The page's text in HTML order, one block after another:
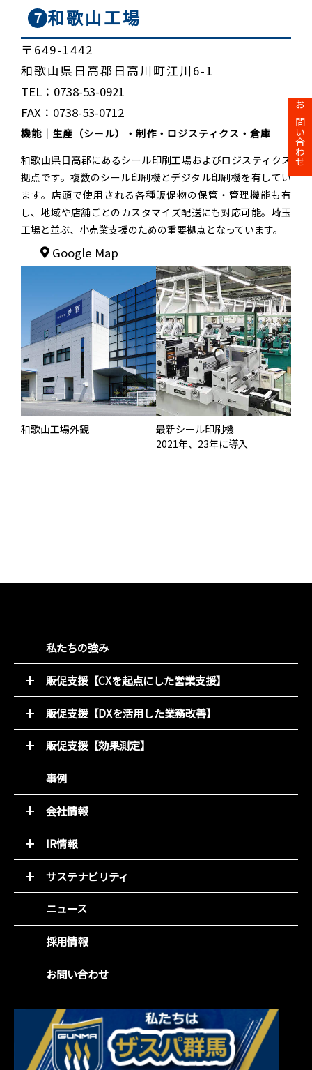
お問い合わせ
７ 和歌山工場
〒649-1442
和歌山県日高郡日高川町江川6-1
TEL：0738-53-0921
FAX：0738-53-0712
機能｜ 生産（シール）・制作・ロジスティクス・倉庫
和歌山県日高郡にあるシール印刷工場およびロジスティクス
拠点です。複数のシール印刷機とデジタル印刷機を有してい
ます。店頭で使用される各種販促物の保管・管理機能も有
し、地域や店舗ごとのカスタマイズ配送にも対応可能。埼玉
工場と並ぶ、小売業支援のための重要拠点となっています。
Google Map
和歌山工場外観
最新シール印刷機
2021年、23年に導入
私たちの強み
販促支援【CXを起点にした営業支援】
52週マーケティング
キャンペーン支援サービス
動画コンテンツ
デジタルチラシ 買適ミッケ!
商品ブランディング
PDM（顧客データ活用）
LINE集客サービス（＋LINKS）
販促支援【DXを活用した業務改善】
オンライン販促物制作支援システム
店別販促サポート
販促支援【効果測定】
商圏ポテンシャル分析
アンケート分析
売れるデザイン研究所
事例
会社情報
トップメッセージ
基本理念
会社概要
組織図
役員紹介
沿革
事業所一覧
IR情報
トップメッセージと決算解説
経営方針
IR資料室
財務ハイライト
IRカレンダー
株主総会
株主メモ
サステナビリティ
環境(E)
社会(S)
企業統治(G)
SDGsの取組み
ニュース
採用情報
お問い合わせ